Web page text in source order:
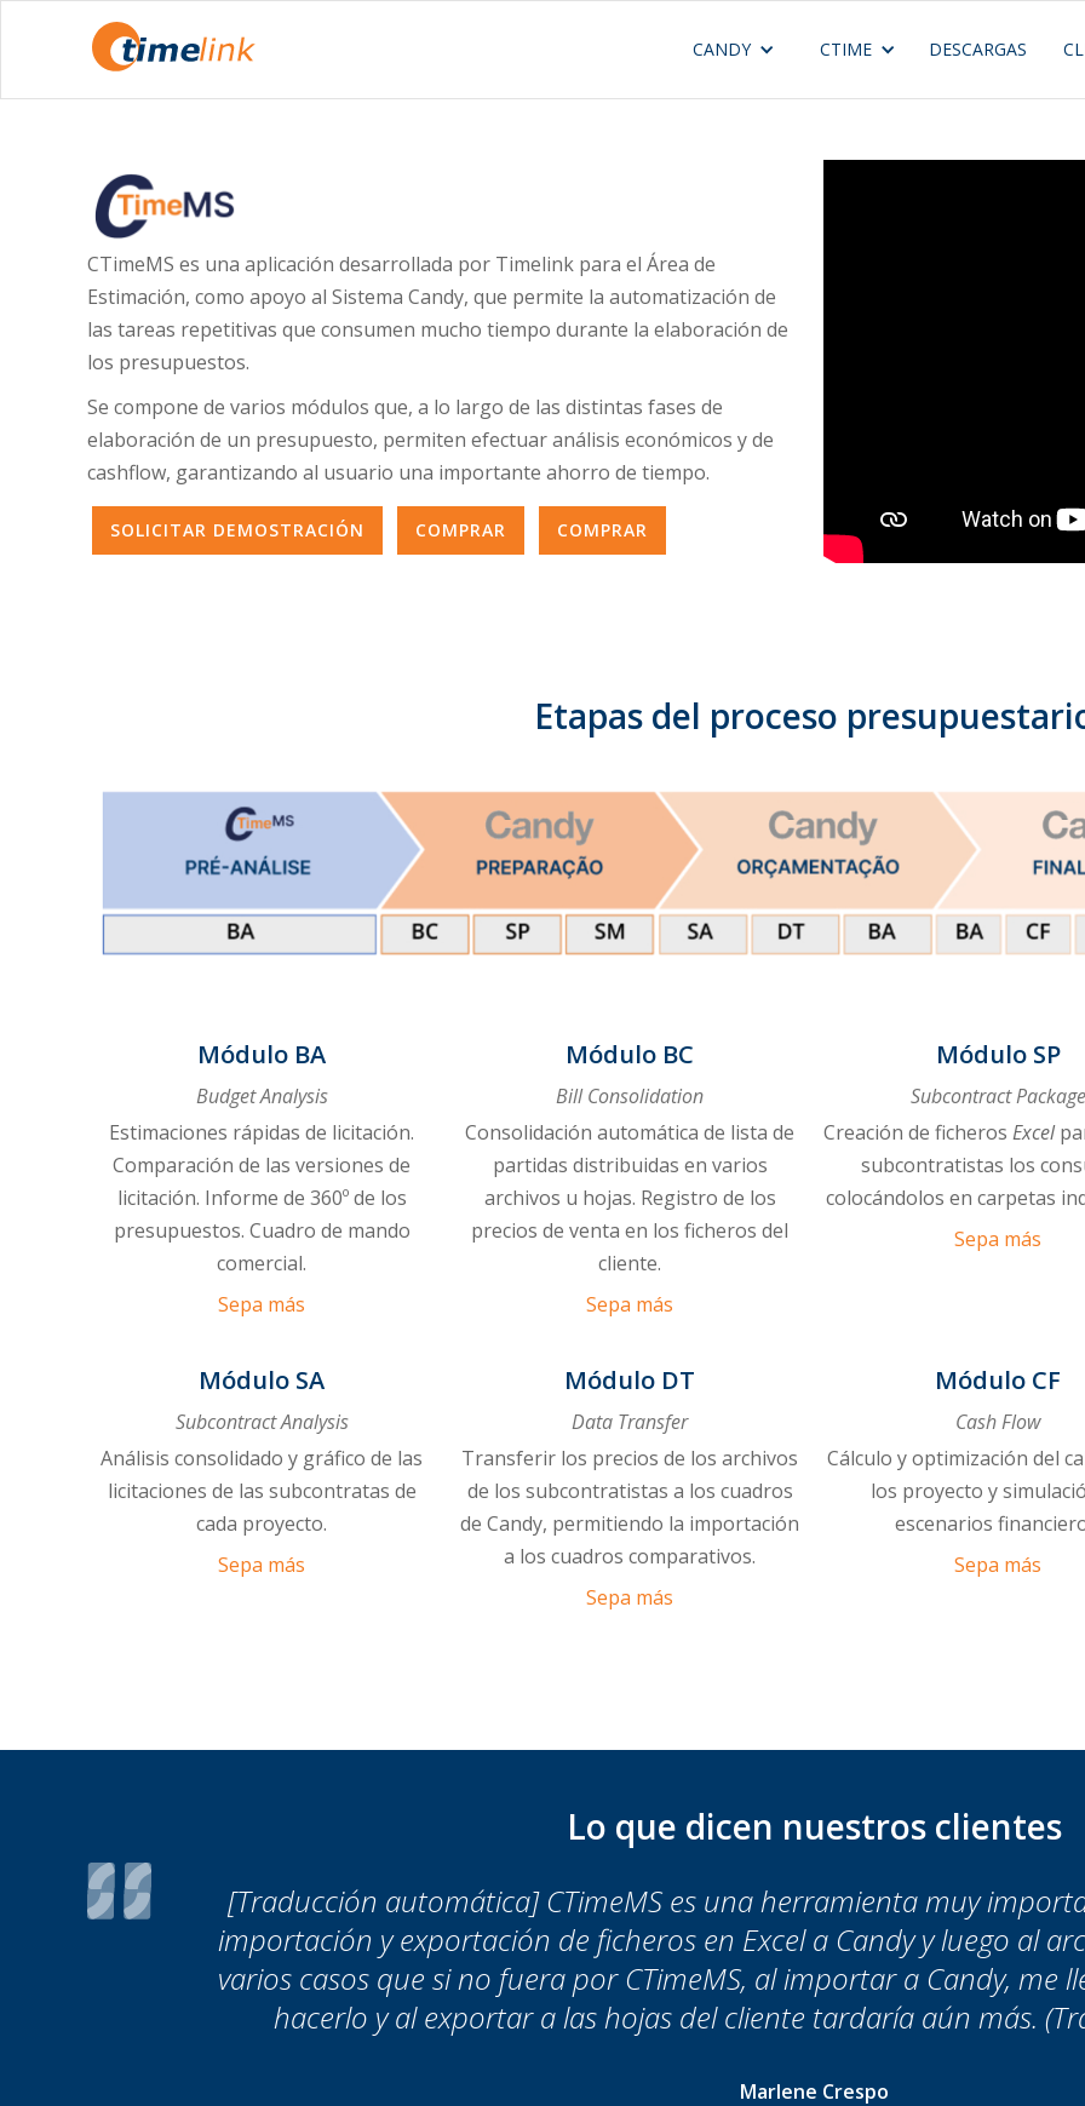
CANDY CTIME DESCARGAS
CTimeMS es una aplicación desarrollada por Timelink para el Área de
Estimación, como apoyo al Sistema Candy, que permite la automatización de
las tareas repetitivas que consumen mucho tiempo durante la elaboración de
los presupuestos.
Se compone de varios módulos que, a lo largo de las distintas fases de
elaboración de un presupuesto, permiten efectuar análisis económicos y de
cashflow, garantizando al usuario una importante ahorro de tiempo.
SOLICITAR DEMOSTRACIÓN COMPRAR COMPRAR
Etapas del proceso
Módulo BA
Budget Analysis
Estimaciones rápidas de licitación.
Comparación de las versiones de
licitación. Informe de 360º de los
presupuestos. Cuadro de mando
comercial.
Sepa más
Módulo BC
Bill Consolidation
Consolidación automática de lista de
partidas distribuidas en varios
archivos u hojas. Registro de los
precios de venta en los ficheros del
cliente.
Sepa más
Módulo SP
Subcontract Package
Creación de ficheros Excel
subcontratistas los
colocándolos en carpetas
Sepa más
Módulo SA
Subcontract Analysis
Análisis consolidado y gráfico de las
licitaciones de las subcontratas de
cada proyecto.
Sepa más
Módulo DT
Data Transfer
Transferir los precios de los archivos
de los subcontratistas a los cuadros
de Candy, permitiendo la importación
a los cuadros comparativos.
Sepa más
Módulo CF
Cash Flow
Cálculo y optimización del
los proyecto y
escenarios
Sepa más
Lo que dicen nuestros clientes
[Traducción automática] CTimeMS es una herramienta muy
importación y exportación de ficheros en Excel a Candy y luego al
varios casos que si no fuera por CTimeMS, al importar a Candy, me
hacerlo y al exportar a las hojas del cliente tardaría aún más.
Marlene Crespo